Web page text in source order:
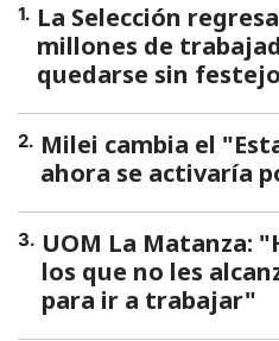
1. La Selección
millones de
quedarse sin festejo
2. Milei cambia el
ahora se activaría
3. UOM La Matanza:
los que no les
para ir a trabajar"